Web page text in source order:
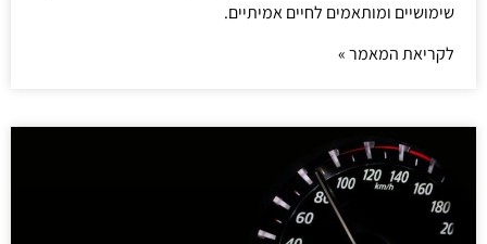
שימושיים ומותאמים לחיים אמיתיים.
לקריאת המאמר »